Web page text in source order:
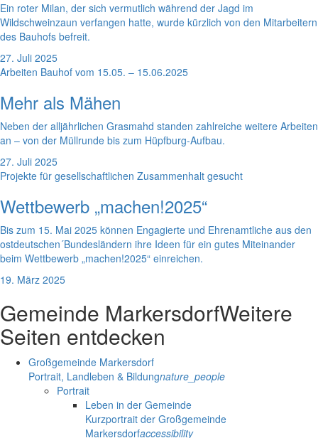
Ein roter Milan, der sich vermutlich während der Jagd im
Wildschweinzaun verfangen hatte, wurde kürzlich von den Mitarbeitern
des Bauhofs befreit.
27. Juli 2025
Arbeiten Bauhof vom 15.05. – 15.06.2025
Mehr als Mähen
Neben der alljährlichen Grasmahd standen zahlreiche weitere Arbeiten
an – von der Müllrunde bis zum Hüpfburg-Aufbau.
27. Juli 2025
Projekte für gesellschaftlichen Zusammenhalt gesucht
Wettbewerb „machen!2025“
Bis zum 15. Mai 2025 können Engagierte und Ehrenamtliche aus den
ostdeutschen´Bundesländern ihre Ideen für ein gutes Miteinander
beim Wettbewerb „machen!2025“ einreichen.
19. März 2025
Gemeinde MarkersdorfWeitere
Seiten entdecken
Großgemeinde Markersdorf
Portrait, Landleben & Bildungnature_people
Portrait
Leben in der Gemeinde
Kurzportrait der Großgemeinde
Markersdorfaccessibility